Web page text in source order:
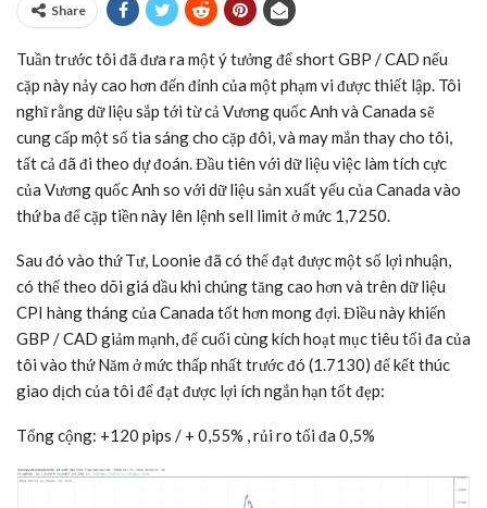
Share
Tuần trước tôi đã đưa ra một ý tưởng để short GBP / CAD nếu
cặp này nảy cao hơn đến đỉnh của một phạm vi được thiết lập. Tôi
nghĩ rằng dữ liệu sắp tới từ cả Vương quốc Anh và Canada sẽ
cung cấp một số tia sáng cho cặp đôi, và may mắn thay cho tôi,
tất cả đã đi theo dự đoán. Đầu tiên với dữ liệu việc làm tích cực
của Vương quốc Anh so với dữ liệu sản xuất yếu của Canada vào
thứ ba để cặp tiền này lên lệnh sell limit ở mức 1,7250.
Sau đó vào thứ Tư, Loonie đã có thể đạt được một số lợi nhuận,
có thể theo dõi giá dầu khi chúng tăng cao hơn và trên dữ liệu
CPI hàng tháng của Canada tốt hơn mong đợi. Điều này khiến
GBP / CAD giảm mạnh, để cuối cùng kích hoạt mục tiêu tối đa của
tôi vào thứ Năm ở mức thấp nhất trước đó (1.7130) để kết thúc
giao dịch của tôi để đạt được lợi ích ngắn hạn tốt đẹp:
Tổng cộng: +120 pips / + 0,55% , rủi ro tối đa 0,5%